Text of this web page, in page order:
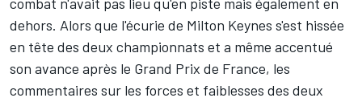
dehors. Alors que l'écurie de Milton Keynes s'est hissée
en tête des deux championnats et a même accentué
son avance après le Grand Prix de France, les
commentaires sur les forces et faiblesses des deux